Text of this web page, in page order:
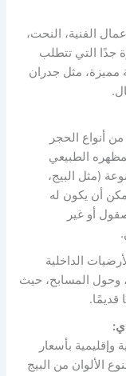
الفنية، النحت،
جدًا التي تتطلب
مميزة، مثل جدران
من أنواع الحجر
الطبيعي
(مثل البيج،
أن يكون له
أو غير
الداخلية
وحول المسابح، حيث
قديمًا.
وإقليمية بأسعار
الألوان من البيج